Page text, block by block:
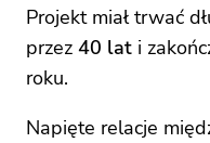
Projekt miał trwać
przez 40 lat i
roku.
Napięte relacje